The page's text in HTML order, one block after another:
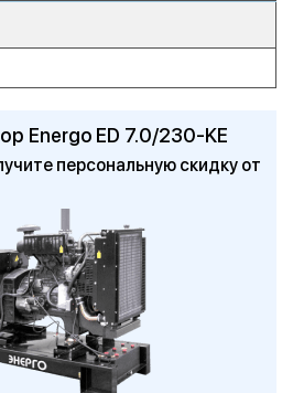
Energo ED 7.0/230-KE
персональную скидку от